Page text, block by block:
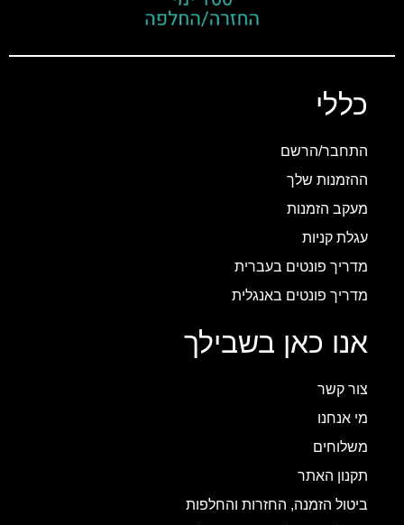
כללי
התחבר/הרשם
ההזמנות שלך
מעקב הזמנות
עגלת קניות
מדריך פונטים בעברית
מדריך פונטים באנגלית
אנו כאן בשבילך
צור קשר
מי אנחנו
משלוחים
תקנון האתר
ביטול הזמנה, החזרות והחלפות